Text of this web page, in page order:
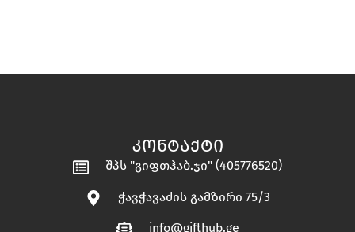
ᲙᲝᲜᲢᲐᲥᲢᲘ
შპს "გიფთჰაბ.ჯი" (405776520)
ჭავჭავაძის გამზირი 75/3
info@gifthub.ge